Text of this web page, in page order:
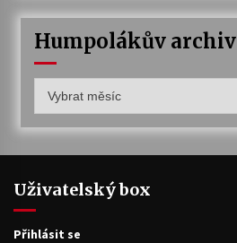
Humpolákův archiv
archiv
Uživatelský box
Přihlásit se